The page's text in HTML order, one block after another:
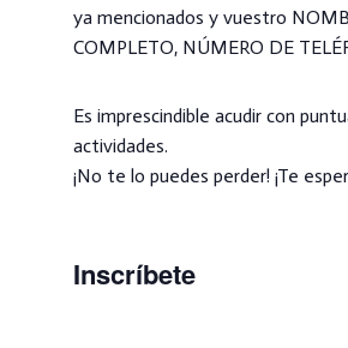
ya mencionados y vuestro
COMPLETO, NÚMERO DE
Es imprescindible acudir con
actividades.
¡No te lo puedes perder! ¡Te
Inscríbete